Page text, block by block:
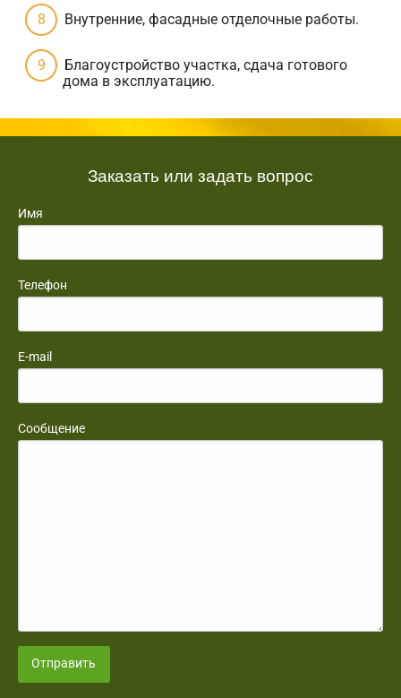
Внутренние, фасадные отделочные работы.
Благоустройство участка, сдача готового
дома в эксплуатацию.
Заказать или задать вопрос
Имя
Телефон
E-mail
Сообщение
Отправить